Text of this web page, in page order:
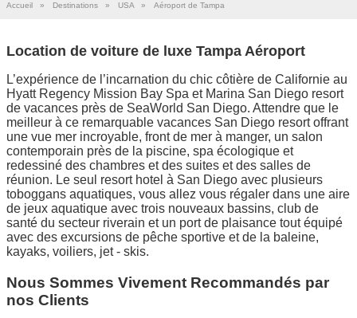
Accueil » Destinations » USA » Aéroport de Tampa
Location de voiture de luxe Tampa Aéroport
L’expérience de l’incarnation du chic côtière de Californie au
Hyatt Regency Mission Bay Spa et Marina San Diego resort
de vacances près de SeaWorld San Diego. Attendre que le
meilleur à ce remarquable vacances San Diego resort offrant
une vue mer incroyable, front de mer à manger, un salon
contemporain près de la piscine, spa écologique et
redessiné des chambres et des suites et des salles de
réunion. Le seul resort hotel à San Diego avec plusieurs
toboggans aquatiques, vous allez vous régaler dans une aire
de jeux aquatique avec trois nouveaux bassins, club de
santé du secteur riverain et un port de plaisance tout équipé
avec des excursions de pêche sportive et de la baleine,
kayaks, voiliers, jet - skis.
Nous Sommes Vivement Recommandés par
nos Clients